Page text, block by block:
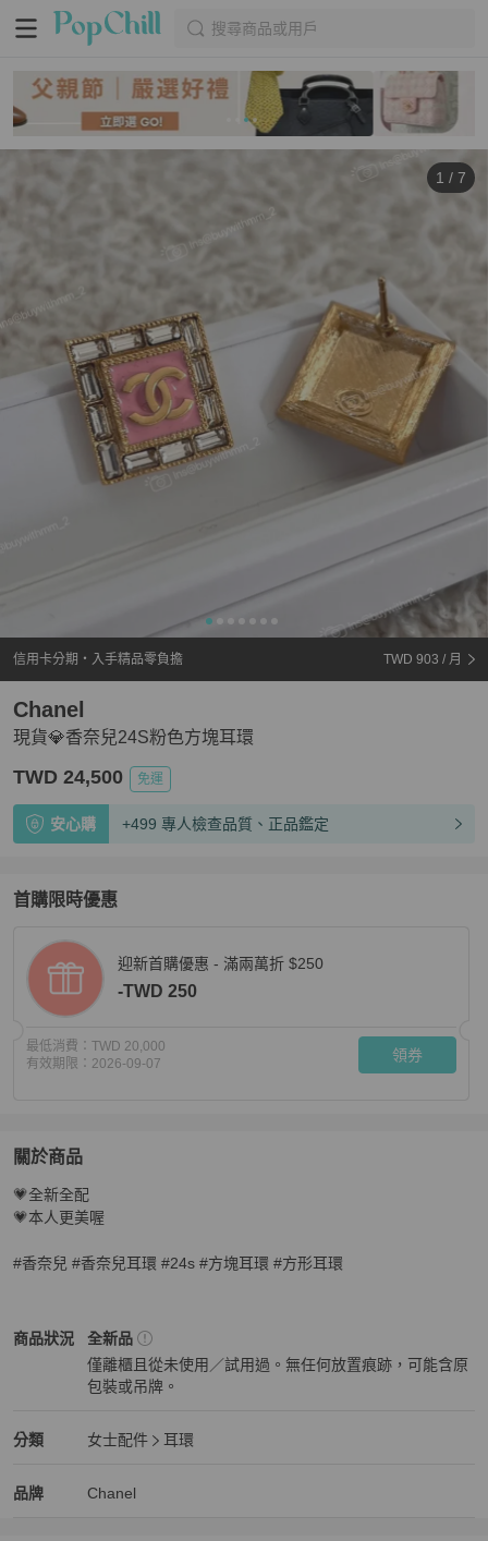
搜尋商品或用戶
1 / 7
信用卡分期・入手精品零負擔 TWD 903 / 月
現貨💎香奈兒24S粉色方塊耳環
Chanel
TWD 24,500 免運
安心購 +499 專人檢查品質、正品鑑定
首購限時優惠
迎新首購優惠 - 滿兩萬折 $250
-TWD 250
最低消費： TWD 20,000
有效期限： 2026-09-07 領券
關於商品
關於現貨💎香奈兒24S粉色方塊耳環
💗全新全配
💗本人更美喔
#香奈兒 #香奈兒耳環 #24s #方塊耳環 #方形耳環
商品狀況
Chanel女士配件商品狀態與細節
全新品
僅離櫃且從未使用／試用過。無任何放置痕跡，可能含原
包裝或吊牌。
分類
Chanel 女士配件分類資訊
女士配件
耳環
品牌
Chanel 精品女士配件
Chanel
Chanel 推薦清單